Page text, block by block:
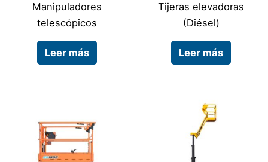
Manipuladores
telescópicos
Leer más
Tijeras elevadoras
(Diésel)
Leer más